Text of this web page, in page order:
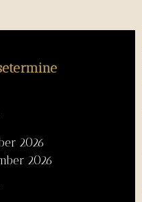
2026
2026